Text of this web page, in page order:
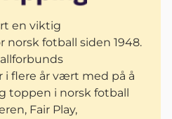
en viktig
norsk fotball siden 1948.
i flere år vært med på å
toppen i norsk fotball
Fair Play,